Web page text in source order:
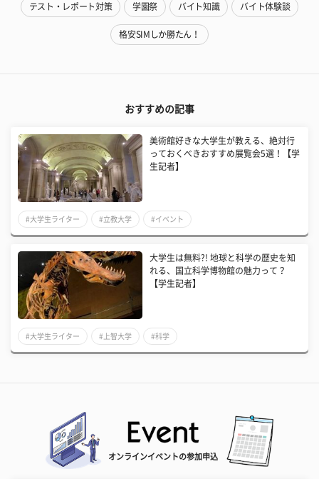
テスト・レポート対策 学園祭 バイト知識 バイト体験談
格安SIMしか勝たん！
おすすめの記事
美術館好きな大学生が教える、絶対行
っておくべきおすすめ展覧会5選！【学
生記者】
#大学生ライター #立教大学 #イベント
大学生は無料?! 地球と科学の歴史を知
れる、国立科学博物館の魅力って？
【学生記者】
#大学生ライター #上智大学 #科学
オンラインイベントの参加申込